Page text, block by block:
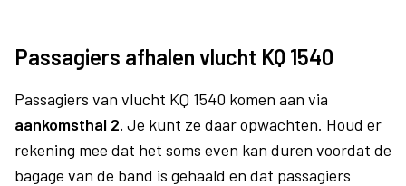
Passagiers afhalen vlucht KQ 1540
Passagiers van vlucht KQ 1540 komen aan via
aankomsthal 2. Je kunt ze daar opwachten. Houd er
rekening mee dat het soms even kan duren voordat de
bagage van de band is gehaald en dat passagiers